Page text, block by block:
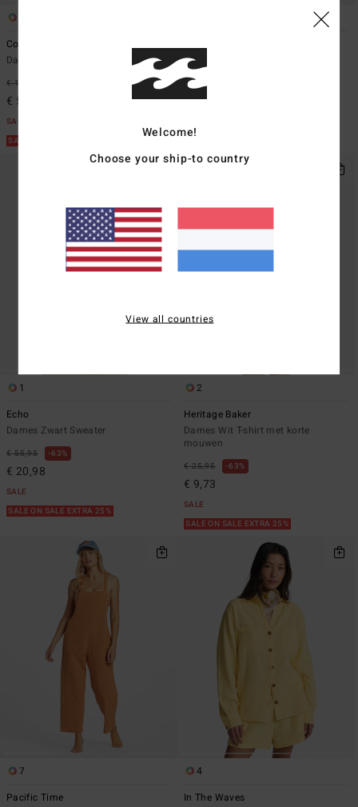
Coastal Waves
Dames Blauw Sherpa-jas
€ 139,95
€ 52,48
SALE
SALE ON SALE EXTRA 25%
Dames Wit Kort T-shirt
€ 25,95
€ 9,73
1
Echo
Dames Zwart Sweater
€ 55,95 63%
€ 20,98
SALE
SALE ON SALE EXTRA 25%
2
Heritage Baker
Dames Wit T-shirt met korte
mouwen
€ 25,95 63%
€ 9,73
SALE
SALE ON SALE EXTRA 25%
7
Pacific Time
4
In The Waves
Welcome!
Choose your ship-to country
View all countries